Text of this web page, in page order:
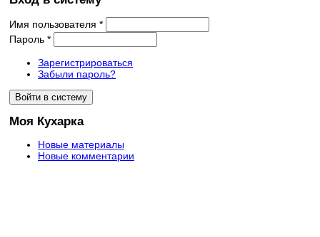
Имя пользователя *
Пароль *
Зарегистрироваться
Забыли пароль?
Моя Кухарка
Новые материалы
Новые комментарии